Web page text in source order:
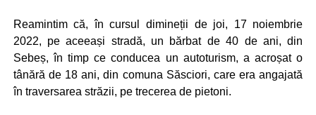
Reamintim că, în cursul dimineții de joi, 17 noiembrie
2022, pe aceeași stradă, un bărbat de 40 de ani, din
Sebeș, în timp ce conducea un autoturism, a acroșat o
tânără de 18 ani, din comuna Săsciori, care era angajată
în traversarea străzii, pe trecerea de pietoni.